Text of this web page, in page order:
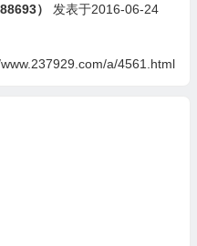
）
发表于2016-06-24
a/4561.html